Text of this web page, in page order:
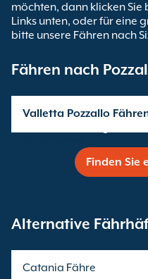
möchten, dann klicken
Links unten, oder für eine
bitte unsere Fähren nach
Fähren nach
Valletta Pozzallo
Finden Sie
Alternative
Catania Fähre